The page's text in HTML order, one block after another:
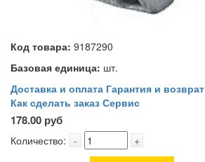
Код товара: 9187290
Базовая единица: шт.
Доставка и оплата Гарантия и возврат
Как сделать заказ Сервис
178.00 руб
Количество: - +